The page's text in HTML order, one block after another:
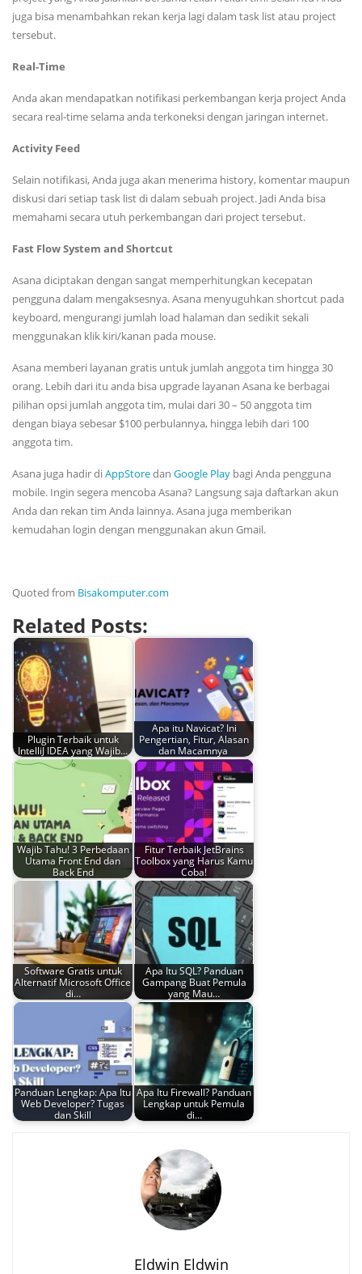
juga bisa menambahkan rekan kerja lagi dalam task list atau project
tersebut.
Real-Time
Anda akan mendapatkan notifikasi perkembangan kerja project Anda
secara real-time selama anda terkoneksi dengan jaringan internet.
Activity Feed
Selain notifikasi, Anda juga akan menerima history, komentar maupun
diskusi dari setiap task list di dalam sebuah project. Jadi Anda bisa
memahami secara utuh perkembangan dari project tersebut.
Fast Flow System and Shortcut
Asana diciptakan dengan sangat memperhitungkan kecepatan
pengguna dalam mengaksesnya. Asana menyuguhkan shortcut pada
keyboard, mengurangi jumlah load halaman dan sedikit sekali
menggunakan klik kiri/kanan pada mouse.
Asana memberi layanan gratis untuk jumlah anggota tim hingga 30
orang. Lebih dari itu anda bisa upgrade layanan Asana ke berbagai
pilihan opsi jumlah anggota tim, mulai dari 30 – 50 anggota tim
dengan biaya sebesar $100 perbulannya, hingga lebih dari 100
anggota tim.
Asana juga hadir diAppStoredan Google Play bagi Anda pengguna
mobile. Ingin segera mencoba Asana? Langsung saja daftarkan akun
Anda dan rekan tim Anda lainnya. Asana juga memberikan
kemudahan login dengan menggunakan akun Gmail.
Quoted from Bisakomputer.com
Related Posts:
Plugin Terbaik untuk
IntelliJ IDEA yang Wajib…
Apa itu Navicat? Ini
Pengertian, Fitur, Alasan
dan Macamnya
Wajib Tahu! 3 Perbedaan
Utama Front End dan
Back End
Fitur Terbaik JetBrains
Toolbox yang Harus Kamu
Coba!
Software Gratis untuk
Alternatif Microsoft Office
di…
Apa Itu SQL? Panduan
Gampang Buat Pemula
yang Mau…
Panduan Lengkap: Apa Itu
Web Developer? Tugas
dan Skill
Apa Itu Firewall? Panduan
Lengkap untuk Pemula
di…
Eldwin Eldwin